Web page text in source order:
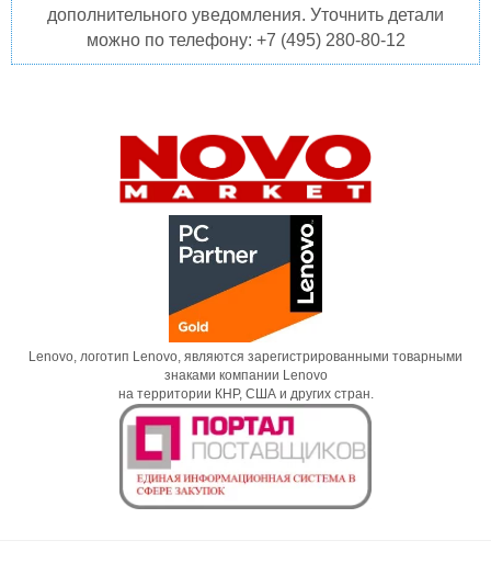
дополнительного уведомления. Уточнить детали
можно по телефону: +7 (495) 280-80-12
Lenovo, логотип Lenovo, являются зарегистрированными товарными
знаками компании Lenovo
на территории КНР, США и других стран.